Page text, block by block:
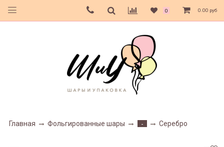
0 0.00 руб
Главная Фольгированные шары - Серебро